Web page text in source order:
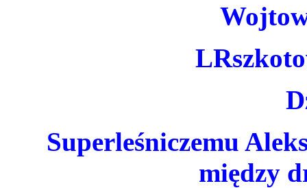
Superleśniczemu
między